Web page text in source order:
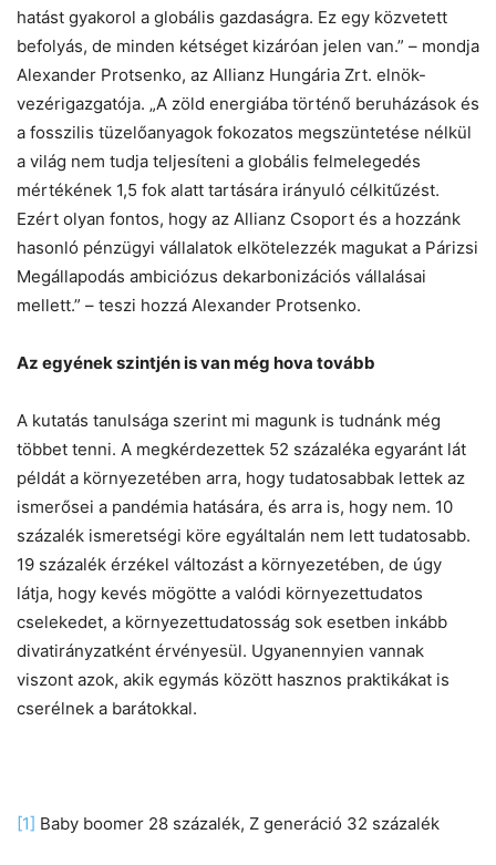
hatást gyakorol a globális gazdaságra. Ez egy közvetett
befolyás, de minden kétséget kizáróan jelen van.” – mondja
Alexander Protsenko, az Allianz Hungária Zrt. elnök-
vezérigazgatója. „A zöld energiába történő beruházások és
a fosszilis tüzelőanyagok fokozatos megszüntetése nélkül
a világ nem tudja teljesíteni a globális felmelegedés
mértékének 1,5 fok alatt tartására irányuló célkitűzést.
Ezért olyan fontos, hogy az Allianz Csoport és a hozzánk
hasonló pénzügyi vállalatok elkötelezzék magukat a Párizsi
Megállapodás ambiciózus dekarbonizációs vállalásai
mellett.” – teszi hozzá Alexander Protsenko.
Az egyének szintjén is van még hova tovább
A kutatás tanulsága szerint mi magunk is tudnánk még
többet tenni. A megkérdezettek 52 százaléka egyaránt lát
példát a környezetében arra, hogy tudatosabbak lettek az
ismerősei a pandémia hatására, és arra is, hogy nem. 10
százalék ismeretségi köre egyáltalán nem lett tudatosabb.
19 százalék érzékel változást a környezetében, de úgy
látja, hogy kevés mögötte a valódi környezettudatos
cselekedet, a környezettudatosság sok esetben inkább
divatirányzatként érvényesül. Ugyanennyien vannak
viszont azok, akik egymás között hasznos praktikákat is
cserélnek a barátokkal.
[1] Baby boomer 28 százalék, Z generáció 32 százalék